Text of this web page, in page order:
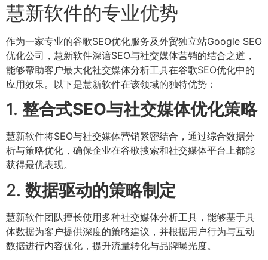
慧新软件的专业优势
作为一家专业的谷歌SEO优化服务及外贸独立站Google SEO
优化公司，慧新软件深谙SEO与社交媒体营销的结合之道，
能够帮助客户最大化社交媒体分析工具在谷歌SEO优化中的
应用效果。以下是慧新软件在该领域的独特优势：
1. 整合式SEO与社交媒体优化策略
慧新软件将SEO与社交媒体营销紧密结合，通过综合数据分
析与策略优化，确保企业在谷歌搜索和社交媒体平台上都能
获得最优表现。
2. 数据驱动的策略制定
慧新软件团队擅长使用多种社交媒体分析工具，能够基于具
体数据为客户提供深度的策略建议，并根据用户行为与互动
数据进行内容优化，提升流量转化与品牌曝光度。